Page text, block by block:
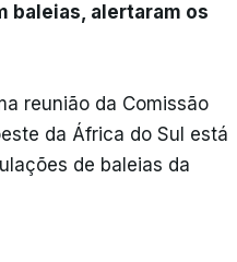
baleias, alertaram os
reunião da Comissão
da África do Sul está
de baleias da